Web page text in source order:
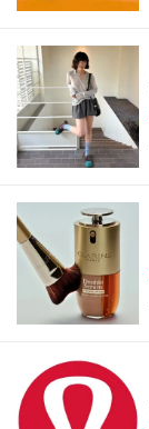
箱之后，也需要